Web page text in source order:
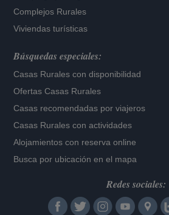
Complejos Rurales
Viviendas turísticas
Búsquedas especiales:
Casas Rurales con disponibilidad
Ofertas Casas Rurales
Casas recomendadas por viajeros
Casas Rurales con actividades
Alojamientos con reserva online
Busca por ubicación en el mapa
Redes sociales: